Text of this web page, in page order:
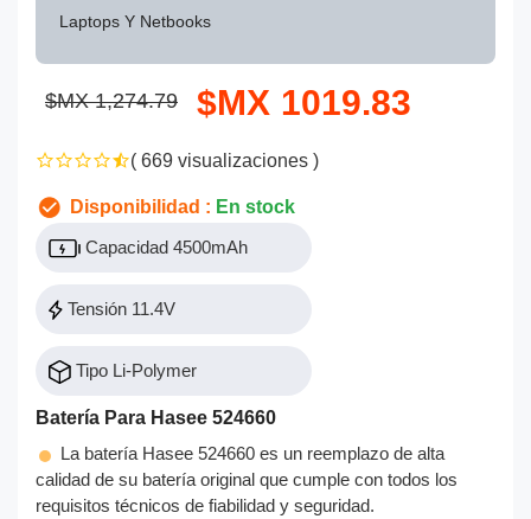
Laptops Y Netbooks
$MX 1,274.79 $MX 1019.83
( 669 visualizaciones )
Disponibilidad : En stock
Capacidad 4500mAh
Tensión 11.4V
Tipo Li-Polymer
Batería Para Hasee 524660
La batería Hasee 524660 es un reemplazo de alta
calidad de su batería original que cumple con todos los
requisitos técnicos de fiabilidad y seguridad.